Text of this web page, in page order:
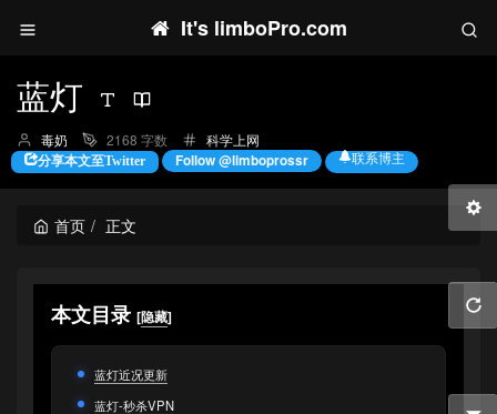
It's limboPro.com
蓝灯
博
主：
毒奶 2168 字数
分
类：
科学上网
分享本文至Twitter Follow @limboprossr 联系博主
首页 正文
本文目录 [隐藏]
蓝灯近况更新
蓝灯-秒杀VPN